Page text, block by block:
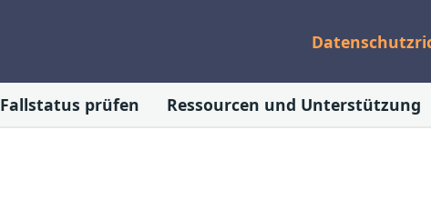
Fallstatus prüfen Ressourcen und Unterstützung